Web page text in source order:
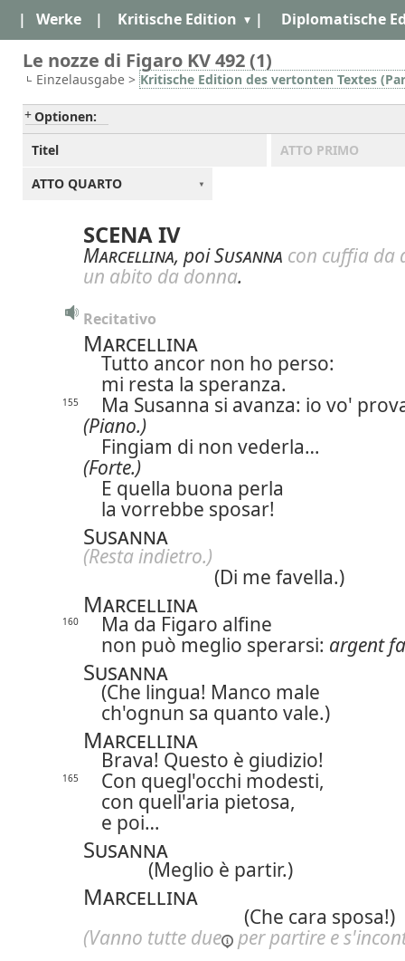
| Werke | Kritische Edition | Diplomatische
Le nozze di Figaro KV 492 (1)
Einzelausgabe > Kritische Edition des vertonten Textes
Optionen:
Titel
ATTO PRIMO
ATTO QUARTO
SCENA IV
Marcellina, poiSusanna con cuffia da
un abito da donna.
Recitativo
Marcellina
Tutto ancor non ho perso:
mi resta la speranza.
155
Ma Susanna si avanza: io vo'
(Piano.)
Fingiam di non vederla…
(Forte.)
E quella buona perla
la vorrebbe sposar!
Susanna
(Resta indietro.)
(Di me favella.)
Marcellina
160
Ma da Figaro alfine
non può meglio sperarsi: argent
Susanna
(Che lingua! Manco male
ch'ognun sa quanto vale.)
Marcellina
Brava! Questo è giudizio!
165
Con quegl'occhi modesti,
con quell'aria pietosa,
e poi…
Susanna
(Meglio è partir.)
Marcellina
(Che cara sposa!)
(Vanno tutte due per partire e